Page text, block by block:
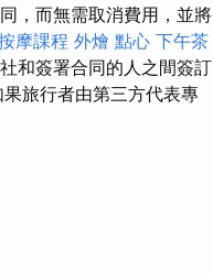
，而無需取消費用，並將
摩課程 外燴 點心 下午茶
和簽署合同的人之間簽訂
果旅行者由第三方代表專